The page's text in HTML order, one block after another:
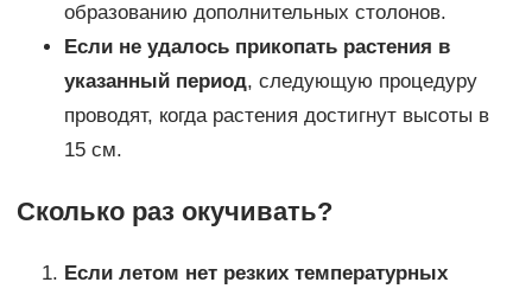
образованию дополнительных столонов.
Если не удалось прикопать растения в
указанный период, следующую процедуру
проводят, когда растения достигнут высоты в
15 см.
Сколько раз окучивать?
Если летом нет резких температурных